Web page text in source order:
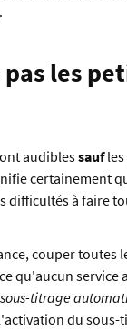
les
audiblessaufles
certainement
difficultés à faire
couper toutes
qu'aucun service
sous-titrage
du sous-